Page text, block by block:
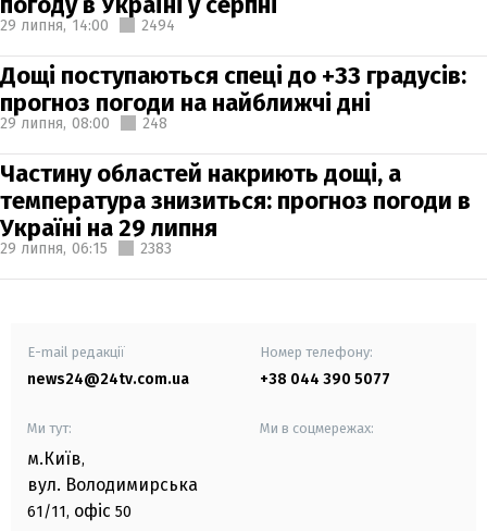
29 липня, 14:00 2494
Дощі поступаються спеці до +33 градусів:
прогноз погоди на найближчі дні
29 липня, 08:00 248
Частину областей накриють дощі, а
температура знизиться: прогноз погоди в
Україні на 29 липня
29 липня, 06:15 2383
E-mail редакції
news24@24tv.com.ua
Номер телефону:
+38 044 390 5077
Ми тут:
м.Київ,
вул. Володимирська
61/11, офіс 50
Ми в соцмережах: